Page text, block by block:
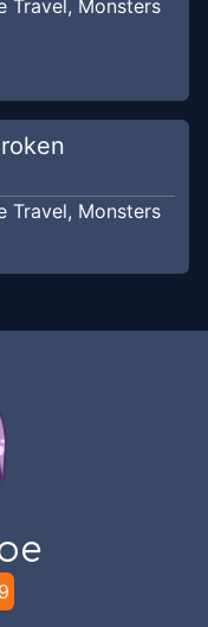
Travel, Monsters
Travel, Monsters